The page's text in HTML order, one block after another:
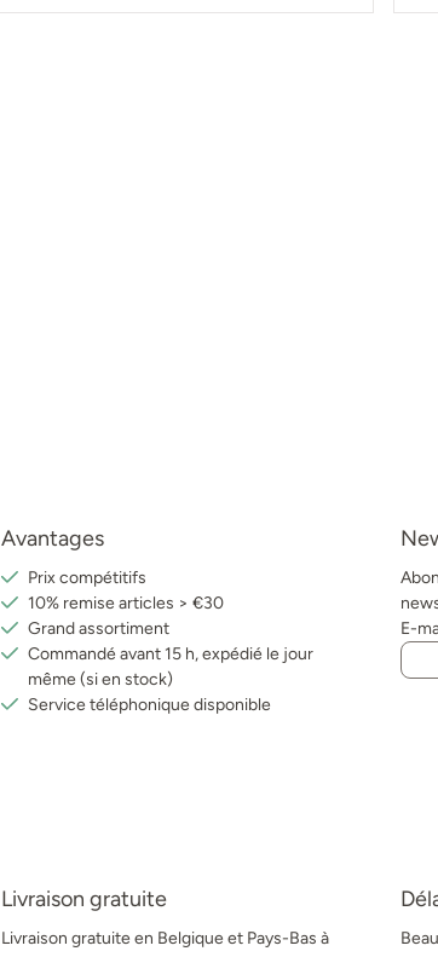
Avantages
Prix compétitifs
10% remise articles > €30
Grand assortiment
Commandé avant 15 h, expédié le jour
même (si en stock)
Service téléphonique disponible
E-
Livraison gratuite
Livraison gratuite en Belgique et Pays-Bas à